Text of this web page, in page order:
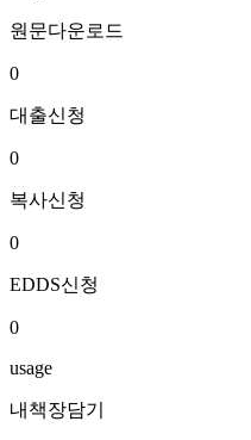
원문다운로드
0
대출신청
0
복사신청
0
EDDS신청
0
usage
내책장담기